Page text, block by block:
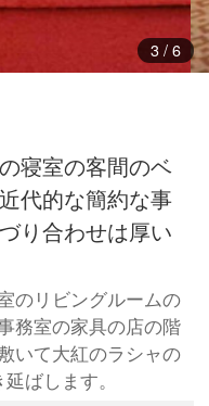
3/ 6
寝室の客間のベ
代的な簡約な事
り合わせは厚い
のリビングルームの
務室の家具の店の階
いて大紅のラシャの
ばします。